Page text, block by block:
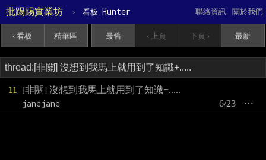
批踢踢實業坊 › 看板 Hunter 關於我們
聯絡資訊
‹ 看板 精華區 最舊 ‹ 上頁 下頁 › 最新
11
[非關] 沒想到我馬上就用到了知識+.....
janejane
⋯
6/23